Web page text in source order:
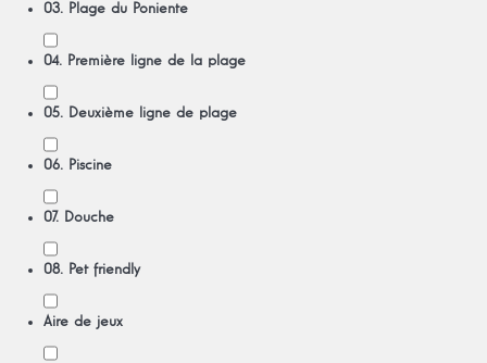
03. Plage du Poniente
04. Première ligne de la plage
05. Deuxième ligne de plage
06. Piscine
07. Douche
08. Pet friendly
Aire de jeux